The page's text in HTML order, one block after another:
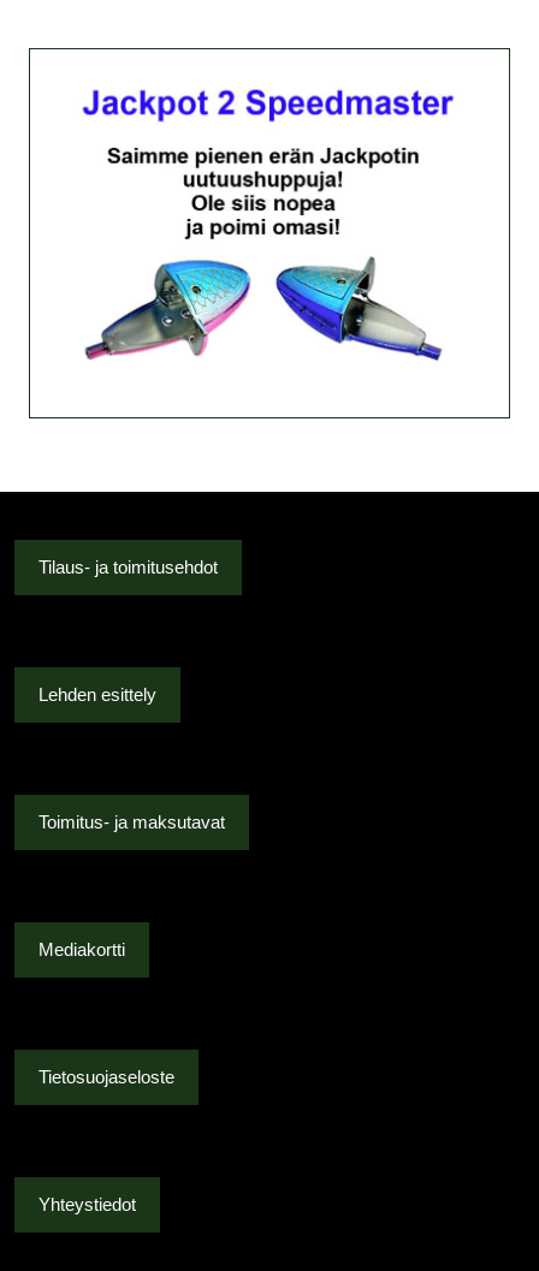
Tilaus- ja toimitusehdot
Lehden esittely
Toimitus- ja maksutavat
Mediakortti
Tietosuojaseloste
Yhteystiedot